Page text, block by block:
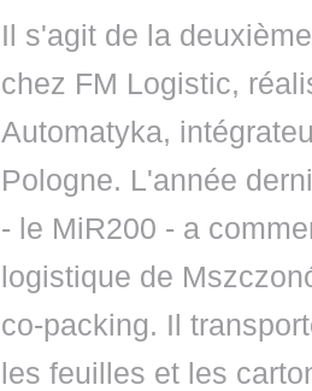
Il s'agit de la
chez FM Logistic,
Automatyka,
Pologne. L'année
- le MiR200 - a
logistique de
co-packing. Il
les feuilles et les